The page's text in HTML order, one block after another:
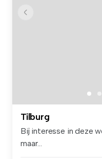
Tilburg
Bij interesse in deze
maar...